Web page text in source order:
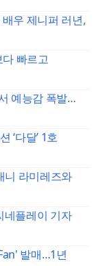
우 제니퍼 러년,
다 빠르고
예능감 폭발…
‘다달’ 1호
니 라미레즈와
네플레이 기자
발매…1년